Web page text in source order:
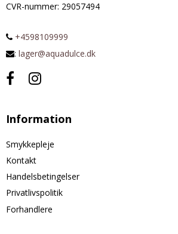
CVR-nummer: 29057494
+4598109999
: lager@aquadulce.dk
Information
Smykkepleje
Kontakt
Handelsbetingelser
Privatlivspolitik
Forhandlere